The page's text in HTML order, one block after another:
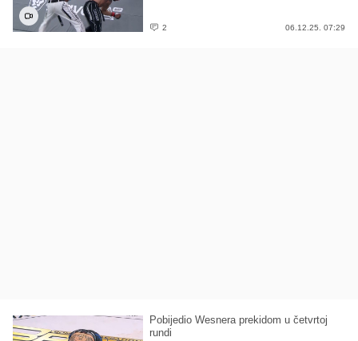
2 06.12.25. 07:29
Pobijedio Wesnera prekidom u četvrtoj
rundi